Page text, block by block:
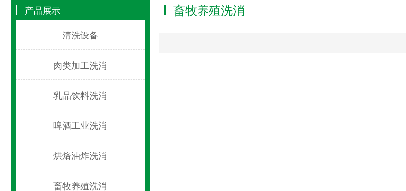
产品展示
清洗设备
肉类加工洗消
乳品饮料洗消
啤酒工业洗消
烘焙油炸洗消
畜牧养殖洗消
畜牧养殖洗消